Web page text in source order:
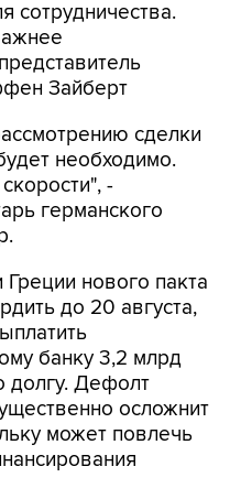
сотрудничества.
Зайберт
сделки
необходимо.
-
германского
нового пакта
до 20 августа,
банку 3,2 млрд
долгу. Дефолт
осложнит
может повлечь